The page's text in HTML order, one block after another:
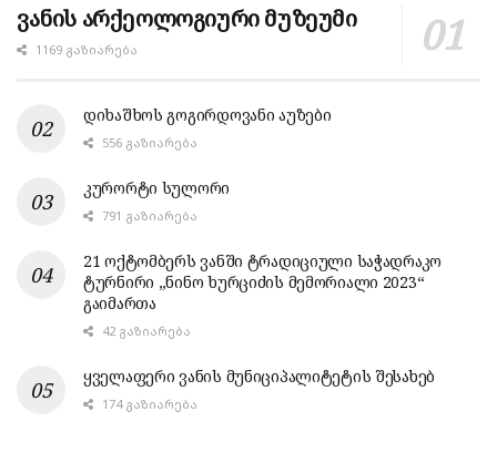
ვანის არქეოლოგიური მუზეუმი
1169 ᲒᲐᲖᲘᲐᲠᲔᲑᲐ
დიხაშხოს გოგირდოვანი აუზები
556 ᲒᲐᲖᲘᲐᲠᲔᲑᲐ
კურორტი სულორი
791 ᲒᲐᲖᲘᲐᲠᲔᲑᲐ
21 ოქტომბერს ვანში ტრადიციული საჭადრაკო
ტურნირი „ნინო ხურციძის მემორიალი 2023“
გაიმართა
42 ᲒᲐᲖᲘᲐᲠᲔᲑᲐ
ყველაფერი ვანის მუნიციპალიტეტის შესახებ
174 ᲒᲐᲖᲘᲐᲠᲔᲑᲐ